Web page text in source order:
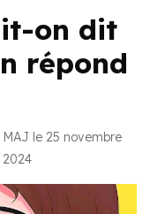
on dit
répond
MAJ le 25 novembre
2024